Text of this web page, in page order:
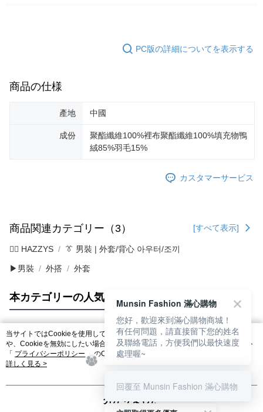
PC版の詳細についてを表示する
商品の仕様
產地 中國
成份
聚酯纖維100%裡布聚酯纖維100%填充物鴨
絨85%羽毛15%
カスタマーサービス
商品関連カテゴリー（3） [すべて表示]
🐕‍🦺 HAZZYS 👔 男裝 | 外套/背心 아우터/조끼
▶男裝 外搭 外套
本カテゴリーの人気商品 サイト全体のランキング
人気タグ
当サイトではCookieを使用しています。当サイトのCookie使用に関する詳細
や、Cookieを無効にしたい場合のブラウザでの設定方法については、当サイト
「 プライバシーポリシー 」のCookieポリシーをご参照ください。お客さま
が、当サイトを引き続き使用される場合、当社がサイト利用規約のCookieポリ
詳しく見る >
分かりました
Munsin Fashion 滿心購物
您好，歡迎來到滿心購物商城！
有任何問題，請直接留下您的姓名
及聯絡電話，方便我們以最快速度
處理喔~
回覆至 Munsin Fashion 滿心購物